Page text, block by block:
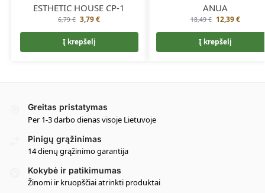
ESTHETIC HOUSE CP-1
6,79€ 3,79€
Į krepšelį
ANUA
18,49€ 12,39€
Į krepšelį
Greitas pristatymas
Per 1-3 darbo dienas visoje Lietuvoje
Pinigų grąžinimas
14 dienų grąžinimo garantija
Kokybė ir patikimumas
Žinomi ir kruopščiai atrinkti produktai